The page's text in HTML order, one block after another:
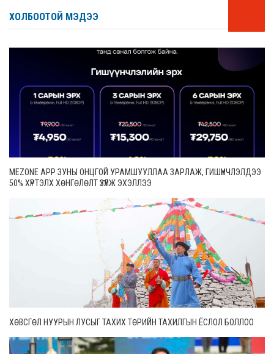
ХОЛБООТОЙ МЭДЭЭ
MEZONE APP ЗУНЫ ОНЦГОЙ УРАМШУУЛЛАА ЗАРЛАЖ, ГИШҮҮНЧЛЭЛДЭЭ
50% ХҮРТЭЛХ ХӨНГӨЛӨЛТ ҮЗҮҮЛЖ ЭХЭЛЛЭЭ
ХӨВСГӨЛ НУУРЫН ЛУСЫГ ТАХИХ ТӨРИЙН ТАХИЛГЫН ЁСЛОЛ БОЛЛОО